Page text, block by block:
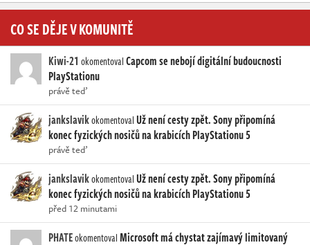
CO SE DĚJE V KOMUNITĚ
Kiwi-21 okomentovalCapcom se nebojí digitální budoucnosti
PlayStationu
právě teď
jankslavikokomentovalUž není cesty zpět. Sony připomíná
konec fyzických nosičů na krabicích PlayStationu 5
právě teď
jankslavikokomentovalUž není cesty zpět. Sony připomíná
konec fyzických nosičů na krabicích PlayStationu 5
před 12 minutami
PHATEokomentovalMicrosoft má chystat zajímavý limitovaný